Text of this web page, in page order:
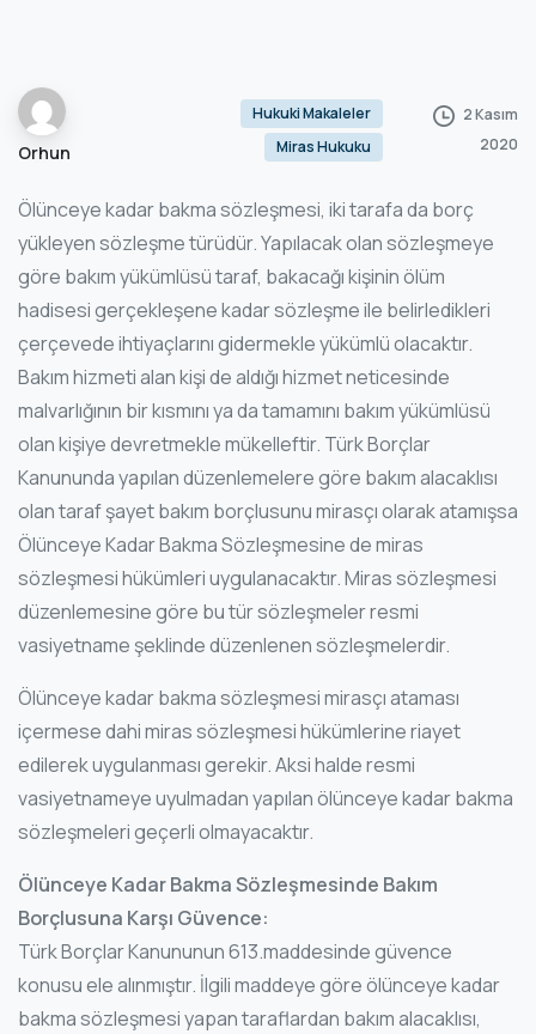
Orhun
Hukuki Makaleler
Miras Hukuku
2 Kasım
2020
Ölünceye kadar bakma sözleşmesi, iki tarafa da borç
yükleyen sözleşme türüdür. Yapılacak olan sözleşmeye
göre bakım yükümlüsü taraf, bakacağı kişinin ölüm
hadisesi gerçekleşene kadar sözleşme ile belirledikleri
çerçevede ihtiyaçlarını gidermekle yükümlü olacaktır.
Bakım hizmeti alan kişi de aldığı hizmet neticesinde
malvarlığının bir kısmını ya da tamamını bakım yükümlüsü
olan kişiye devretmekle mükelleftir. Türk Borçlar
Kanununda yapılan düzenlemelere göre bakım alacaklısı
olan taraf şayet bakım borçlusunu mirasçı olarak atamışsa
Ölünceye Kadar Bakma Sözleşmesine de miras
sözleşmesi hükümleri uygulanacaktır. Miras sözleşmesi
düzenlemesine göre bu tür sözleşmeler resmi
vasiyetname şeklinde düzenlenen sözleşmelerdir.
Ölünceye kadar bakma sözleşmesi mirasçı ataması
içermese dahi miras sözleşmesi hükümlerine riayet
edilerek uygulanması gerekir. Aksi halde resmi
vasiyetnameye uyulmadan yapılan ölünceye kadar bakma
sözleşmeleri geçerli olmayacaktır.
Ölünceye Kadar Bakma Sözleşmesinde Bakım
Borçlusuna Karşı Güvence:
Türk Borçlar Kanununun 613.maddesinde güvence
konusu ele alınmıştır. İlgili maddeye göre ölünceye kadar
bakma sözleşmesi yapan taraflardan bakım alacaklısı,